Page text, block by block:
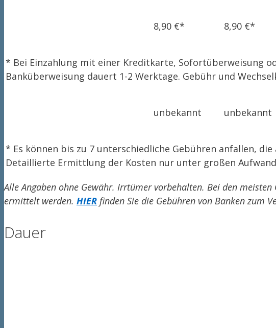
8,90 €* 8,90 €*
* Bei Einzahlung mit einer Kreditkarte, Sofortüberweisung
Banküberweisung dauert 1-2 Werktage. Gebühr und
unbekannt unbekannt
* Es können bis zu 7 unterschiedliche Gebühren anfallen,
Detaillierte Ermittlung der Kosten nur unter großen
Alle Angaben ohne Gewähr. Irrtümer vorbehalten. Bei den
ermittelt werden. HIER finden Sie die Gebühren von Banken zum
Dauer